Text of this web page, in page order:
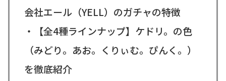
会社エール（YELL）のガチャの特徴
・【全4種ラインナップ】ケドリ。の色
（みどり。あお。くりぃむ。ぴんく。）
を徹底紹介